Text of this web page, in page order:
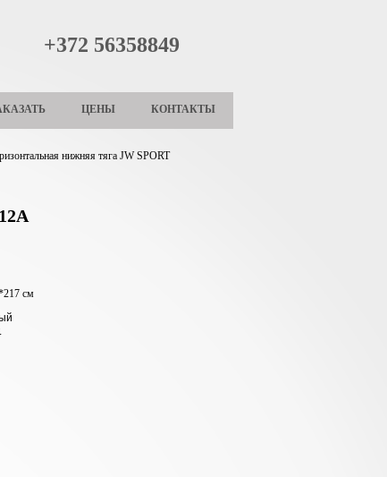
+372 56358849
ЦЕНЫ КОНТАКТЫ
нижняя тяга JW SPORT
см